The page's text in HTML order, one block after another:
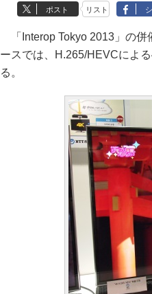
ポスト リスト
「Interop Tokyo 2013」の併
ースでは、H.265/HEVCによ
る。